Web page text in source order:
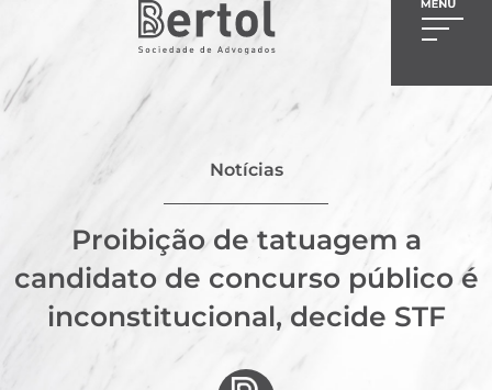
Notícias
Proibição de tatuagem a
candidato de concurso público é
inconstitucional, decide STF